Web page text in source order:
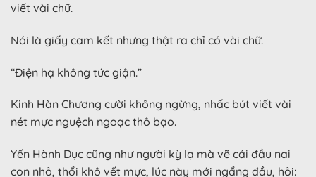
viết vài chữ.
Nói là giấy cam kết nhưng thật ra chỉ có vài chữ.
“Điện hạ không tức giận.”
Kinh Hàn Chương cười không ngừng, nhấc bút viết vài
nét mực nguệch ngoạc thô bạo.
Yến Hành Dục cũng như người kỳ lạ mà vẽ cái đầu nai
con nhỏ, thổi khô vết mực, lúc này mới ngẩng đầu, hỏi: